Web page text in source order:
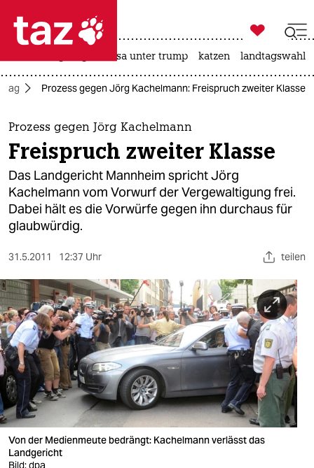
 taz zahl ich
taz zahl ich
themen
politik
öko
gesellschaft
kultur
sport
berlin
nord
wahrheit
verlag
verlag
veranstaltungen

taz zahl ich
usa unter trump katzen landtagswahl
Prozess gegen Jörg Kachelmann: Freispruch zweiter Klasse
Prozess gegen Jörg Kachelmann
Freispruch zweiter Klasse
Das Landgericht Mannheim spricht Jörg
Kachelmann vom Vorwurf der Vergewaltigung frei.
Dabei hält es die Vorwürfe gegen ihn durchaus für
glaubwürdig.
31.5.2011 12:37 Uhr teilen
Von der Medienmeute bedrängt: Kachelmann verlässt das
Landgericht
Bild: dpa